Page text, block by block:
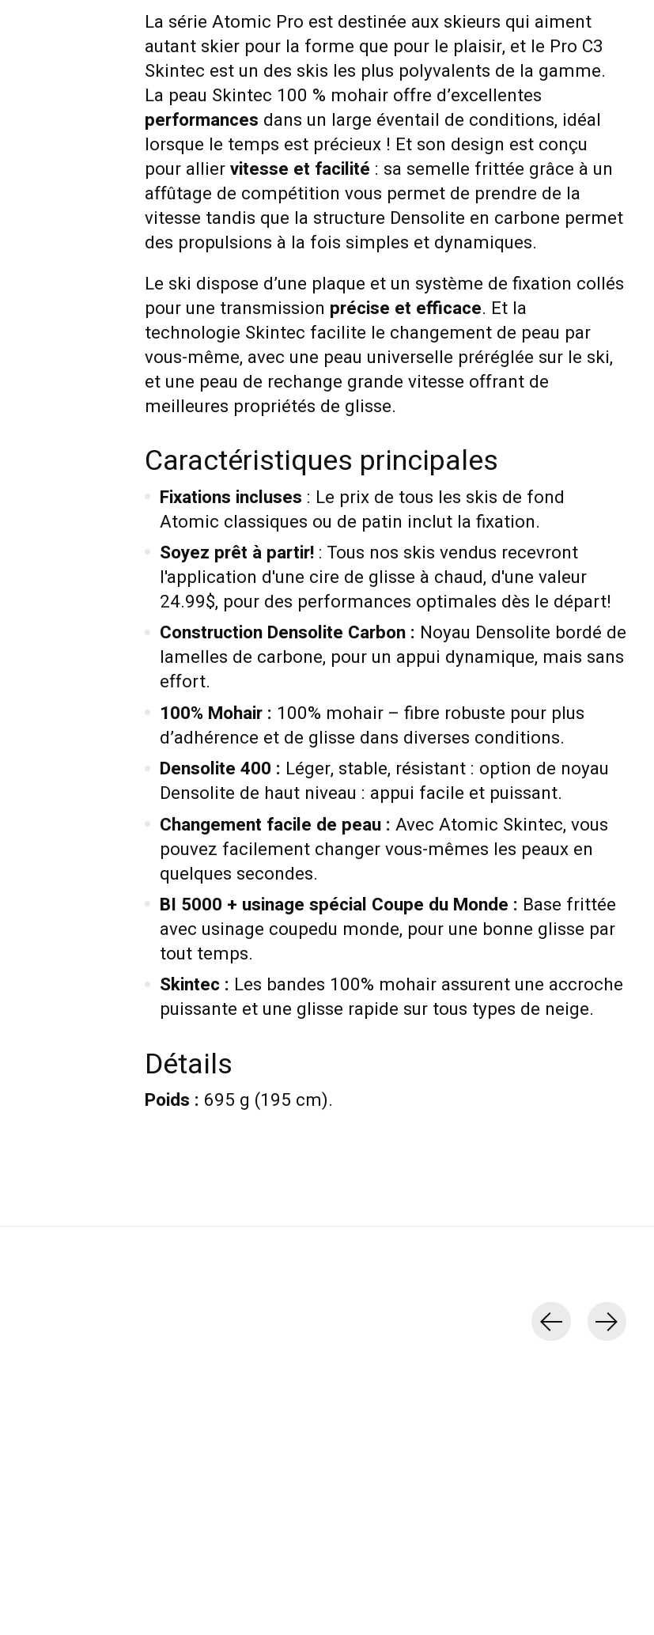
La série Atomic Pro est destinée aux skieurs qui aiment
autant skier pour la forme que pour le plaisir, et le Pro C3
Skintec est un des skis les plus polyvalents de la gamme.
La peau Skintec 100 % mohair offre d’excellentes
performances dans un large éventail de conditions, idéal
lorsque le temps est précieux ! Et son design est conçu
pour alliervitesse et facilité : sa semelle frittée grâce à un
affûtage de compétition vous permet de prendre de la
vitesse tandis que la structure Densolite en carbone permet
des propulsions à la fois simples et dynamiques.
Le ski dispose d’une plaque et un système de fixation collés
pour une transmission précise et efficace. Et la
technologie Skintec facilite le changement de peau par
vous-même, avec une peau universelle préréglée sur le ski,
et une peau de rechange grande vitesse offrant de
meilleures propriétés de glisse.
Caractéristiques principales
Fixations incluses : Le prix de tous les skis de fond
Atomic classiques ou de patin inclut la fixation.
Soyez prêt à partir!: Tous nos skis vendus recevront
l'application d'une cire de glisse à chaud, d'une valeur
24.99$, pour des performances optimales dès le départ!
Construction Densolite Carbon : Noyau Densolite bordé de
lamelles de carbone, pour un appui dynamique, mais sans
effort.
100% Mohair : 100% mohair – fibre robuste pour plus
d’adhérence et de glisse dans diverses conditions.
Densolite 400 : Léger, stable, résistant : option de noyau
Densolite de haut niveau : appui facile et puissant.
Changement facile de peau : Avec Atomic Skintec, vous
pouvez facilement changer vous-mêmes les peaux en
quelques secondes.
BI 5000 + usinage spécial Coupe du Monde : Base frittée
avec usinage coupedu monde, pour une bonne glisse par
tout temps.
Skintec : Les bandes 100% mohair assurent une accroche
puissante et une glisse rapide sur tous types de neige.
Détails
Poids : 695 g (195 cm).